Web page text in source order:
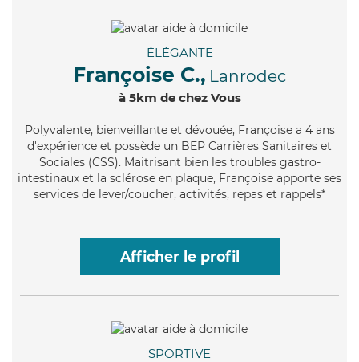
ÉLÉGANTE
Françoise C., Lanrodec
à 5km de chez Vous
Polyvalente, bienveillante et dévouée, Françoise a 4 ans
d'expérience et possède un BEP Carrières Sanitaires et
Sociales (CSS). Maitrisant bien les troubles gastro-
intestinaux et la sclérose en plaque, Françoise apporte ses
services de lever/coucher, activités, repas et rappels*
Afficher le profil
SPORTIVE